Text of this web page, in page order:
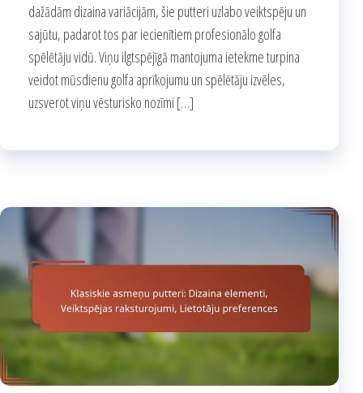
dažādām dizaina variācijām, šie putteri uzlabo veiktspēju un
sajūtu, padarot tos par iecienītiem profesionālo golfa
spēlētāju vidū. Viņu ilgtspējīgā mantojuma ietekme turpina
veidot mūsdienu golfa aprīkojumu un spēlētāju izvēles,
uzsverot viņu vēsturisko nozīmi […]